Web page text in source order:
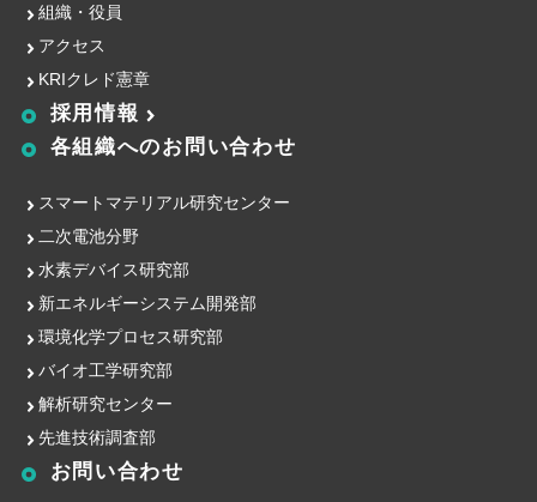
組織・役員
アクセス
KRIクレド憲章
採用情報
各組織へのお問い合わせ
スマートマテリアル研究センター
二次電池分野
水素デバイス研究部
新エネルギーシステム開発部
環境化学プロセス研究部
バイオ工学研究部
解析研究センター
先進技術調査部
お問い合わせ